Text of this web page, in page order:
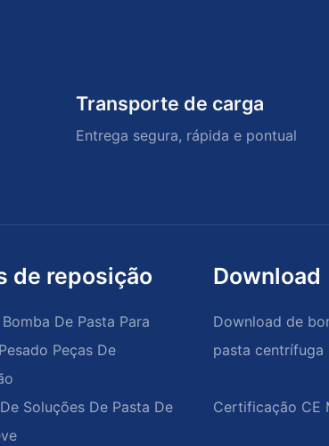
Transporte de carga
Entrega segura, rápida e pontual
de reposição
De Pasta Para
Peças De
Soluções De Pasta De
Download
Download de
pasta centrífuga